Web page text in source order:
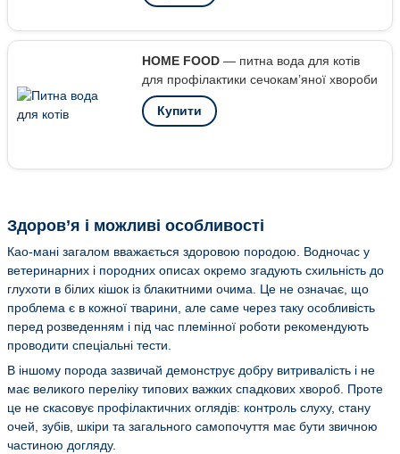
HOME FOOD— питна вода для котів
для профілактики сечокам’яної хвороби
Купити
Здоров’я і можливі особливості
Као-мані загалом вважається здоровою породою. Водночас у
ветеринарних і породних описах окремо згадують схильність до
глухоти в білих кішок із блакитними очима. Це не означає, що
проблема є в кожної тварини, але саме через таку особливість
перед розведенням і під час племінної роботи рекомендують
проводити спеціальні тести.
В іншому порода зазвичай демонструє добру витривалість і не
має великого переліку типових важких спадкових хвороб. Проте
це не скасовує профілактичних оглядів: контроль слуху, стану
очей, зубів, шкіри та загального самопочуття має бути звичною
частиною догляду.